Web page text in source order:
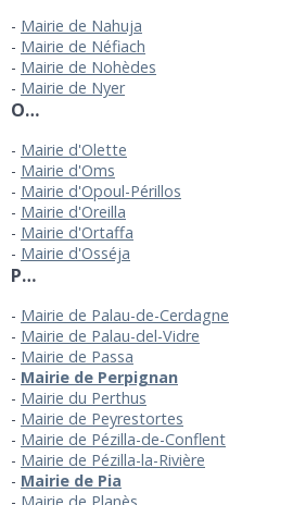
Mairie de Nahuja
Mairie de Néfiach
Mairie de Nohèdes
Mairie de Nyer
O…
Mairie d'Olette
Mairie d'Oms
Mairie d'Opoul-Périllos
Mairie d'Oreilla
Mairie d'Ortaffa
Mairie d'Osséja
P…
Mairie de Palau-de-Cerdagne
Mairie de Palau-del-Vidre
Mairie de Passa
Mairie de Perpignan
Mairie du Perthus
Mairie de Peyrestortes
Mairie de Pézilla-de-Conflent
Mairie de Pézilla-la-Rivière
Mairie de Pia